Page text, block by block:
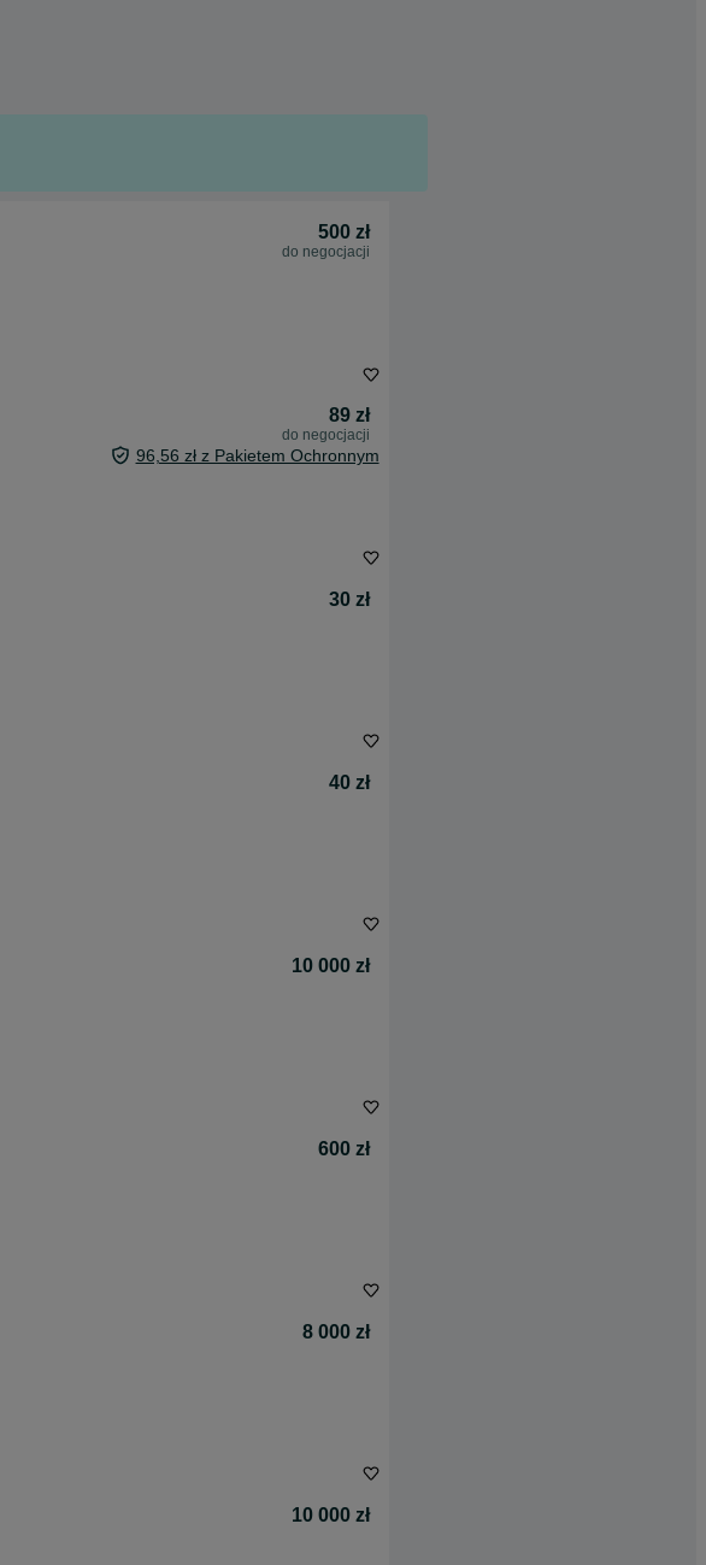
500 zł
do negocjacji
89 zł
do negocjacji
96,56 zł z Pakietem Ochronnym
30 zł
40 zł
10 000 zł
600 zł
8 000 zł
10 000 zł